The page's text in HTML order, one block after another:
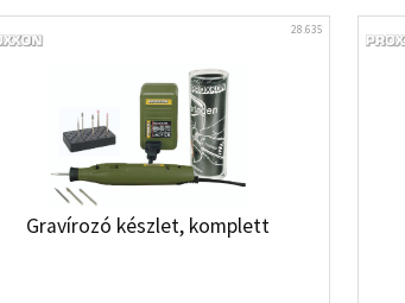
28.635
Gravírozó készlet, komplett